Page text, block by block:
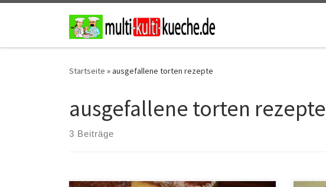
Zum Inhalt springen
Startseite »ausgefallene torten rezepte
ausgefallene torten rezepte
3 Beiträge